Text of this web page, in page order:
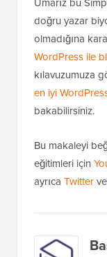
doğru yazar
olmadığına
WordPress ile
kılavuzumuza
en iyi
bakabilirsiniz.
Bu makaleyi
eğitimleri için
ayrıca Twitterve